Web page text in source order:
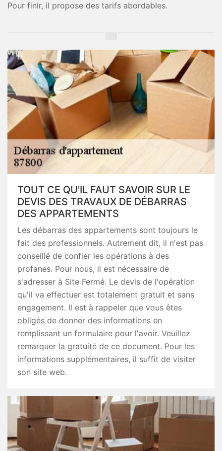
Pour finir, il propose des tarifs abordables.
TOUT CE QU'IL FAUT SAVOIR SUR LE
DEVIS DES TRAVAUX DE DÉBARRAS
DES APPARTEMENTS
Les débarras des appartements sont toujours le
fait des professionnels. Autrement dit, il n'est pas
conseillé de confier les opérations à des
profanes. Pour nous, il est nécessaire de
s'adresser à Site Fermé. Le devis de l'opération
qu'il va effectuer est totalement gratuit et sans
engagement. Il est à rappeler que vous êtes
obligés de donner des informations en
remplissant un formulaire pour l'avoir. Veuillez
remarquer la gratuité de ce document. Pour les
informations supplémentaires, il suffit de visiter
son site web.